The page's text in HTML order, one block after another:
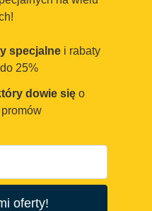
specjalne i rabaty
25%
dowie się o
oferty!